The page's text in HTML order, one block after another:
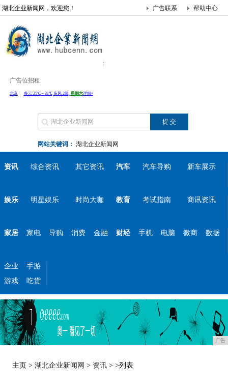
湖北企业新闻网，欢迎您！ 帮助中心
广告联系
广告位招租
网站关键词： 湖北企业新闻网
资讯 综合资讯 其它资讯 汽车 汽车导购 新车展示
娱乐 明星娱乐 时尚大咖 教育 考试指南 商讯资讯
家居 家电 导购 消费 金融 财经 手机 电脑 微商 数据
企业
手游
游戏
吃货
广告
主页 >湖北企业新闻网 > 资讯 > >列表